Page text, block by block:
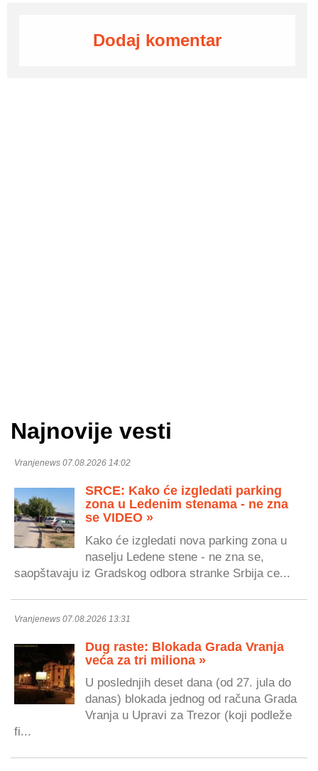
Dodaj komentar
Najnovije vesti
Vranjenews 07.08.2026 14:02
SRCE: Kako će izgledati parking
zona u Ledenim stenama - ne zna
se VIDEO »
Kako će izgledati nova parking zona u
naselju Ledene stene - ne zna se,
saopštavaju iz Gradskog odbora stranke Srbija ce...
Vranjenews 07.08.2026 13:31
Dug raste: Blokada Grada Vranja
veća za tri miliona »
U poslednjih deset dana (od 27. jula do
danas) blokada jednog od računa Grada
Vranja u Upravi za Trezor (koji podleže
fi...